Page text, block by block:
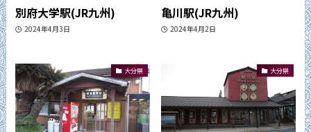
別府大学駅(JR九州)
2024年4月3日
亀川駅(JR九州)
2024年4月2日
大分県 大分県